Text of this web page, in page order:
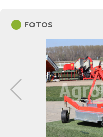
circle FOTOS